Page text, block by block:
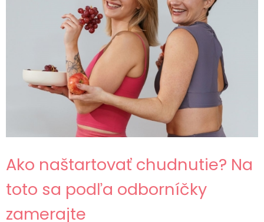
Ako naštartovať chudnutie? Na
toto sa podľa odborníčky
zamerajte